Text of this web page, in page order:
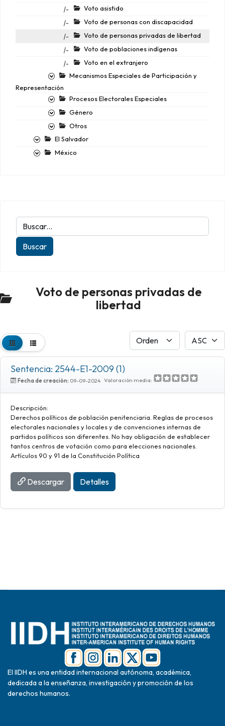
|-
Voto asistido
|-
Voto de personas con discapacidad
|-
Voto de personas privadas de libertad
|-
Voto de poblaciones indígenas
|-
Voto en el extranjero
Mecanismos Especiales de Participación y
Representación
Procesos Electorales Especiales
Género
Otros
El Salvador
México
Voto de personas privadas de
libertad
Sentencia: 2544-E1-2009 (1)
Fecha de creación: 09-09-2024 Valoración media:
Descripción:
Derechos políticos de población penitenciaria. Reglas de procesos
electorales nacionales y locales y de convenciones internas de
partidos políticos son diferentes. No hay obligación de establecer
tantos centros de votación como para elecciones nacionales.
Artículos 90 y 91 de la Constitución Política
Descargar Detalles
El IIDH es una entidad internacional autónoma, académica,
dedicada a la enseñanza, investigación y promoción de los
derechos humanos.